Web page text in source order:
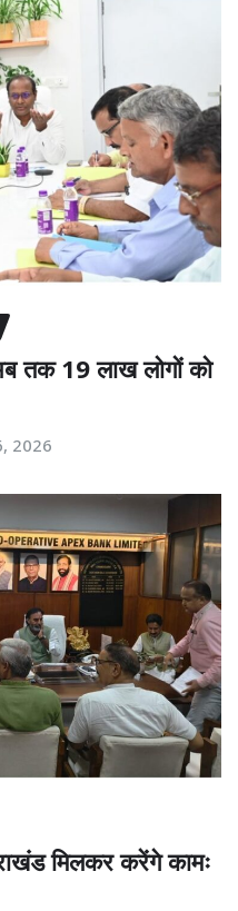
तक 19 लाख लोगों को
2026
मिलकर करेंगे कामः